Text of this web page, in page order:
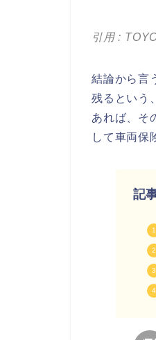
引用 :
結論から言
残るという
あれば、そ
して車両保
記